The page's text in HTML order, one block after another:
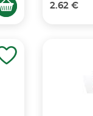
2.62 €